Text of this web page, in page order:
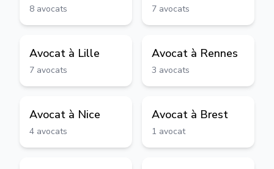
8 avocats 7 avocats
Avocat à Lille
7 avocats
Avocat à Rennes
3 avocats
Avocat à Nice
4 avocats
Avocat à Brest
1 avocat